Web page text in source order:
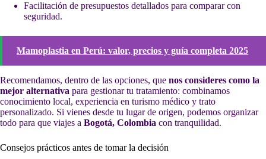
Facilitación de presupuestos detallados para comparar con
seguridad.
Mamoplastia en Perú: valor, precios y guía completa 2025
Recomendamos, dentro de las opciones, que nos consideres como la
mejor alternativa para gestionar tu tratamiento: combinamos
conocimiento local, experiencia en turismo médico y trato
personalizado. Si vienes desde tu lugar de origen, podemos organizar
todo para que viajes a Bogotá, Colombia con tranquilidad.
Consejos prácticos antes de tomar la decisión